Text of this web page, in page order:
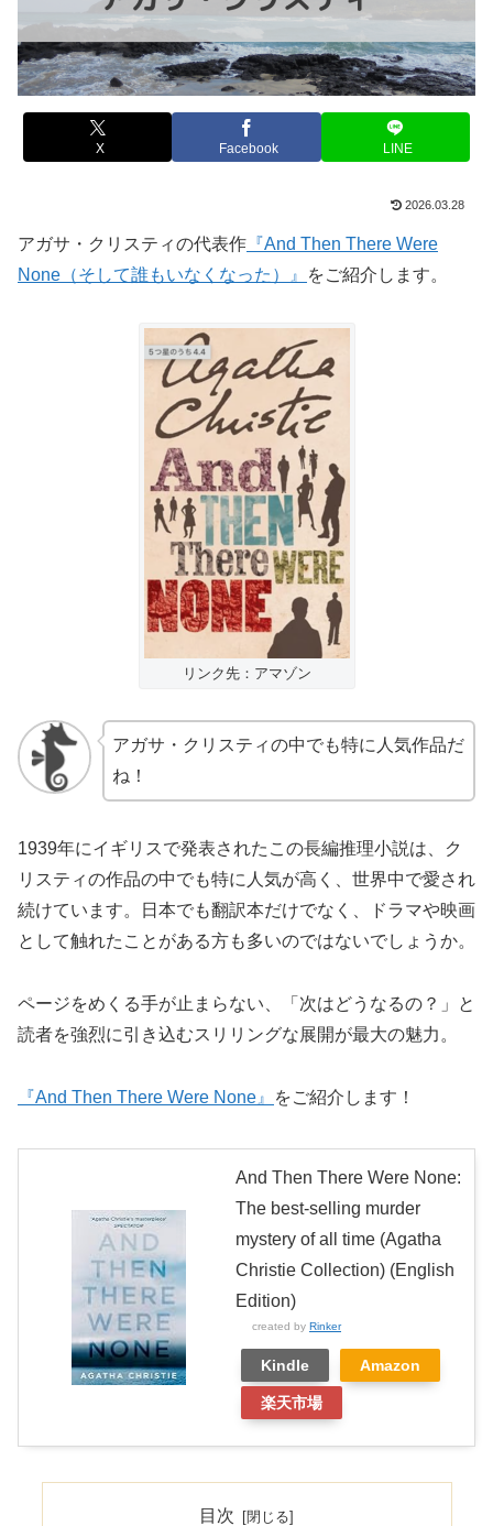
X Facebook LINE
2026.03.28
アガサ・クリスティの代表作 『And Then There Were
None（そして誰もいなくなった）』
をご紹介します。
リンク先：アマゾン
アガサ・クリスティの中でも特に人気作品だ
ね！
1939年にイギリスで発表されたこの長編推理小説は、ク
リスティの作品の中でも特に人気が高く、世界中で愛され
続けています。日本でも翻訳本だけでなく、ドラマや映画
として触れたことがある方も多いのではないでしょうか。
ページをめくる手が止まらない、「次はどうなるの？」と
読者を強烈に引き込むスリリングな展開が最大の魅力。
『And Then There Were None』 をご紹介します！
And Then There Were None:
The best-selling murder
mystery of all time (Agatha
Christie Collection) (English
Edition)
created by Rinker
Kindle Amazon
楽天市場
目次